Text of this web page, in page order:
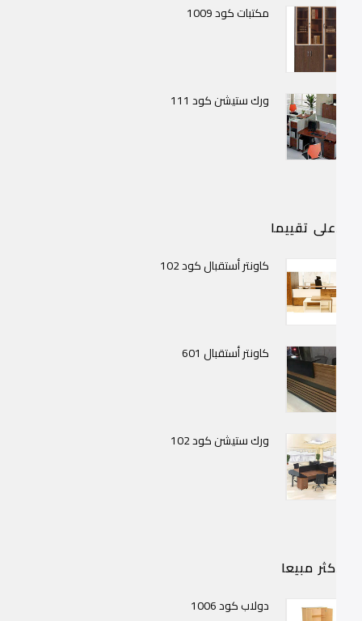
مكتبات كود 1009
ورك ستيشن كود 111
الاعلى تقييما
كاونتر أستقبال كود 102
كاونتر أستقبال 601
ورك ستيشن كود 102
الاكثر مبيعا
دولاب كود 1006